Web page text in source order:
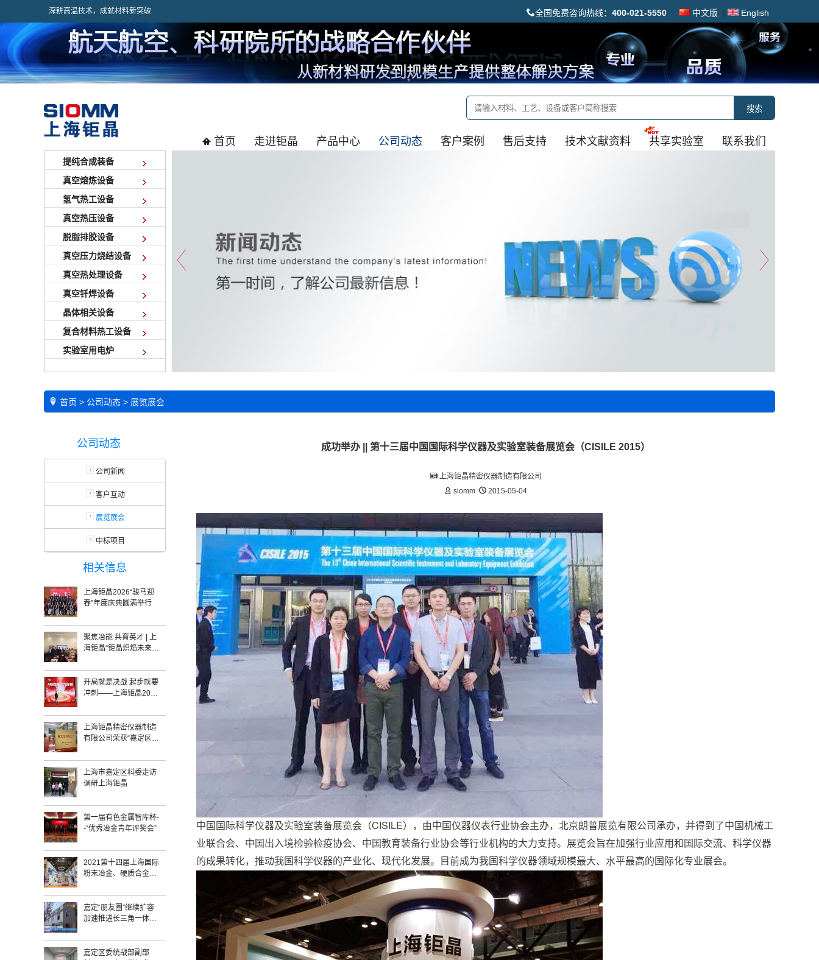
深耕高温技术，成就材料新突破 全国免费咨询热线： 400-021-5550 中文版 | English
搜索
首页 走进钜晶 产品中心 公司动态 客户案例 售后支持 技术文献资料 共享实验室 联系我们
提纯合成装备
真空熔炼设备
氢气热工设备
真空热压设备
脱脂排胶设备
真空压力烧结设备
真空热处理设备
真空钎焊设备
晶体相关设备
复合材料热工设备
实验室用电炉
首页 > 公司动态 > 展览展会
公司动态
公司新闻
客户互动
展览展会
中标项目
相关信息
上海钜晶2026“骏马迎
春”年度庆典圆满举行
聚焦冶能 共育英才 | 上
海钜晶“钜晶炽焰未来奖
金与能源工程学院正式
设立
开局就是决战 起步就要
冲刺――上海钜晶2025
上海钜晶精密仪器制造
有限公司荣获“嘉定区智
制造新标杆
上海市嘉定区科委走访
调研上海钜晶
第一届有色金属智库杯-
-“优秀冶金青年评奖会”
2021第十四届上海国际
粉末冶金、硬质合金与
嘉定“朋友圈”继续扩容
加速推进长三角一体化
晶亮相第四届长三角科
交会
嘉定区委统战部副部
成功举办 || 第十三届中国国际科学仪器及实验室装备展览会（CISILE 2015）
上海钜晶精密仪器制造有限公司
siomm
2015-05-04
中国国际科学仪器及实验室装备展览会（CISILE），由中国仪器仪表行业协会主办，北京朗普展览有限公司承办，并得到了中国机械工
业联合会、中国出入境检验检疫协会、中国教育装备行业协会等行业机构的大力支持。展览会旨在加强行业应用和国际交流、科学仪器
的成果转化，推动我国科学仪器的产业化、现代化发展。目前成为我国科学仪器领域规模最大、水平最高的国际化专业展会。